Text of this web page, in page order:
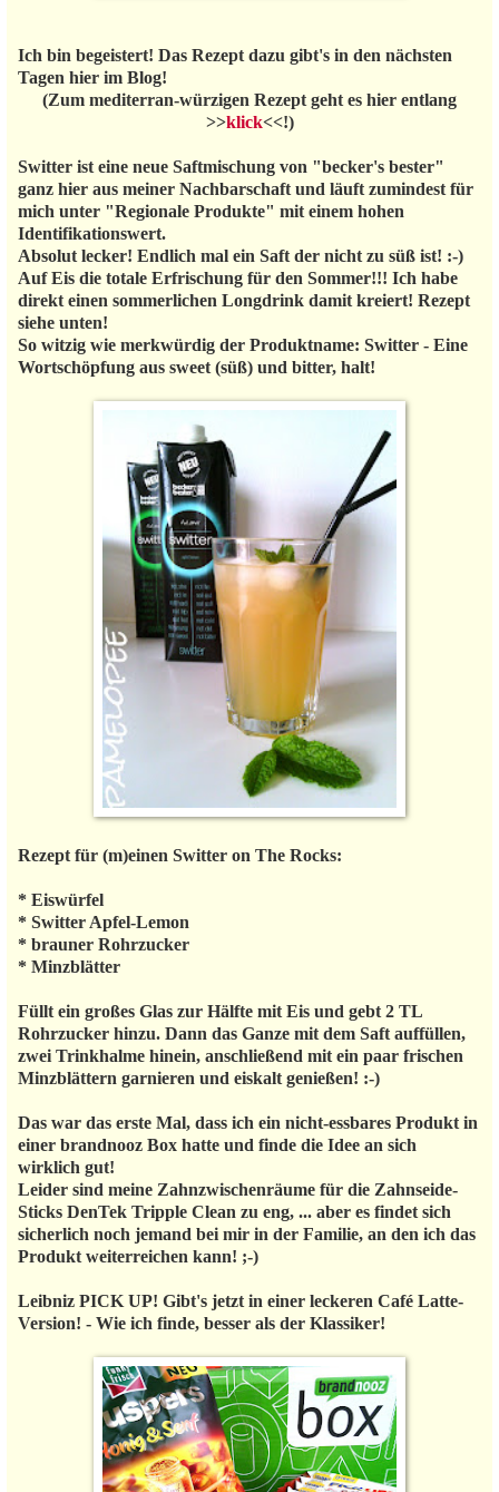
Ich bin begeistert! Das Rezept dazu gibt's in den nächsten
Tagen hier im Blog!
(Zum mediterran-würzigen Rezept geht es hier entlang
>>klick<<!)
Switter ist eine neue Saftmischung von "becker's bester"
ganz hier aus meiner Nachbarschaft und läuft zumindest für
mich unter "Regionale Produkte" mit einem hohen
Identifikationswert.
Absolut lecker! Endlich mal ein Saft der nicht zu süß ist! :-)
Auf Eis die totale Erfrischung für den Sommer!!! Ich habe
direkt einen sommerlichen Longdrink damit kreiert! Rezept
siehe unten!
So witzig wie merkwürdig der Produktname: Switter - Eine
Wortschöpfung aus sweet (süß) und bitter, halt!
Rezept für (m)einen Switter on The Rocks:
* Eiswürfel
* Switter Apfel-Lemon
* brauner Rohrzucker
* Minzblätter
Füllt ein großes Glas zur Hälfte mit Eis und gebt 2 TL
Rohrzucker hinzu. Dann das Ganze mit dem Saft auffüllen,
zwei Trinkhalme hinein, anschließend mit ein paar frischen
Minzblättern garnieren und eiskalt genießen! :-)
Das war das erste Mal, dass ich ein nicht-essbares Produkt in
einer brandnooz Box hatte und finde die Idee an sich
wirklich gut!
Leider sind meine Zahnzwischenräume für die Zahnseide-
Sticks DenTek Tripple Clean zu eng, ... aber es findet sich
sicherlich noch jemand bei mir in der Familie, an den ich das
Produkt weiterreichen kann! ;-)
Leibniz PICK UP! Gibt's jetzt in einer leckeren Café Latte-
Version! - Wie ich finde, besser als der Klassiker!